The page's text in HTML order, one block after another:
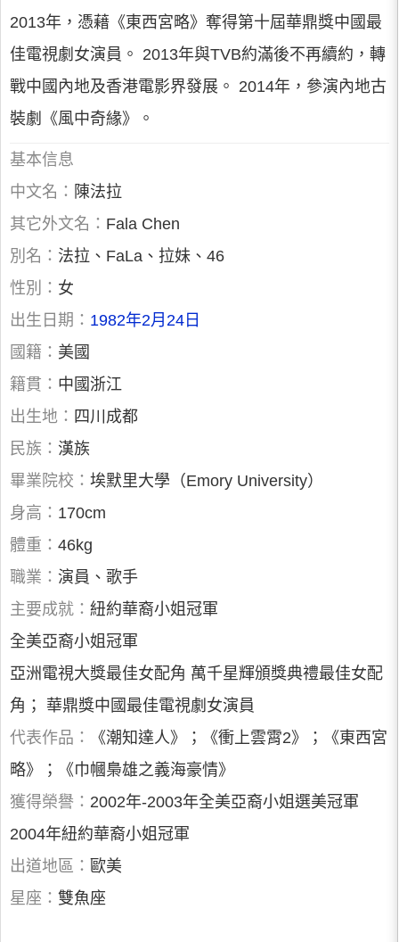
2013年，憑藉《東西宮略》奪得第十屆華鼎獎中國最
佳電視劇女演員。 2013年與TVB約滿後不再續約，轉
戰中國內地及香港電影界發展。 2014年，參演內地古
裝劇《風中奇緣》。
基本信息
中文名： 陳法拉
其它外文名： Fala Chen
別名： 法拉、FaLa、拉妹、46
性別： 女
出生日期： 1982年2月24日
國籍： 美國
籍貫： 中國浙江
出生地： 四川成都
民族： 漢族
畢業院校： 埃默里大學（Emory University）
身高： 170cm
體重： 46kg
職業： 演員、歌手
主要成就： 紐約華裔小姐冠軍
全美亞裔小姐冠軍
亞洲電視大獎最佳女配角 萬千星輝頒獎典禮最佳女配
角； 華鼎獎中國最佳電視劇女演員
代表作品：
《潮知達人》；《衝上雲霄2》；《東西宮
略》；《巾幗梟雄之義海豪情》
獲得榮譽： 2002年-2003年全美亞裔小姐選美冠軍
2004年紐約華裔小姐冠軍
出道地區： 歐美
星座： 雙魚座